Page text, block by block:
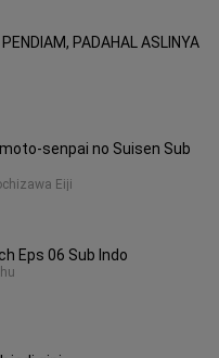
PENDIAM, PADAHAL ASLINYA
senpai no Suisen Sub
Eiji
Eps 06 Sub Indo